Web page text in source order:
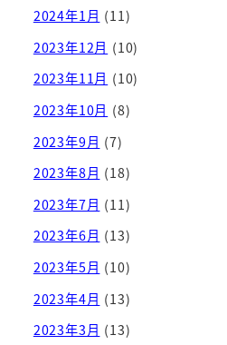
2024年1月 (11)
2023年12月 (10)
2023年11月 (10)
2023年10月 (8)
2023年9月 (7)
2023年8月 (18)
2023年7月 (11)
2023年6月 (13)
2023年5月 (10)
2023年4月 (13)
2023年3月 (13)